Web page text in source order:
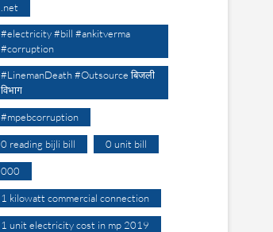
.net
#electricity #bill #ankitverma
#corruption
#LinemanDeath #Outsource बिजली
विभाग
#mpebcorruption
0 reading bijli bill 0 unit bill
000
1 kilowatt commercial connection
1 unit electricity cost in mp 2019